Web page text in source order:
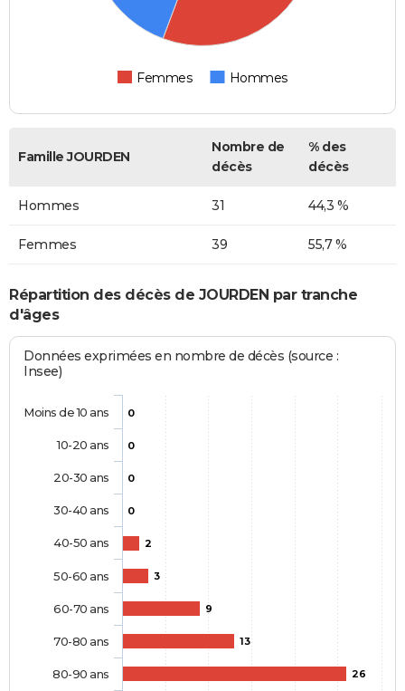
Femmes Hommes
Famille JOURDEN
Nombre de
décès
% des
décès
Hommes 31 44,3 %
Femmes 39 55,7 %
Répartition des décès de JOURDEN par tranche
d'âges
Données exprimées en nombre de décès (source :
Insee)
0
0
0
0
2
3
9
13
26
Moins de 10 ans
10-20 ans
20-30 ans
30-40 ans
40-50 ans
50-60 ans
60-70 ans
70-80 ans
80-90 ans